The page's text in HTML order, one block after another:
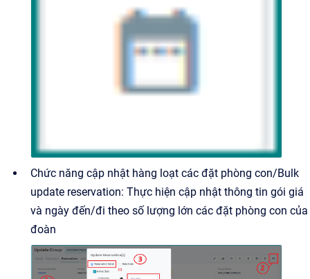
Chức năng cập nhật hàng loạt các đặt phòng con/Bulk
update reservation: Thực hiện cập nhật thông tin gói giá
và ngày đến/đi theo số lượng lớn các đặt phòng con của
đoàn